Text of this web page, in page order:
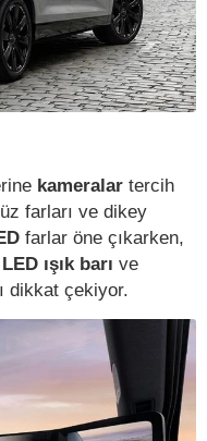
kameralar tercih
farları ve dikey
farlar öne çıkarken,
LED ışık barı ve
dikkat çekiyor.